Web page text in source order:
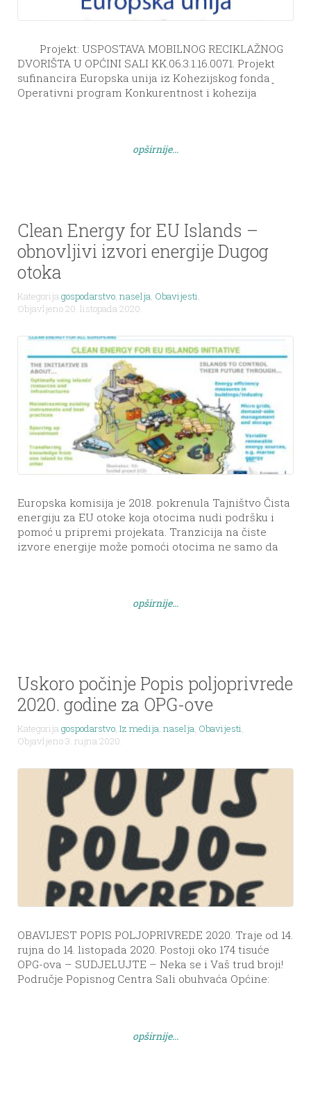
Projekt: USPOSTAVA MOBILNOG RECIKLAŽNOG
DVORIŠTA U OPĆINI SALI KK.06.3.1.16.0071. Projekt
sufinancira Europska unija iz Kohezijskog fonda ͈
Operativni program Konkurentnost i kohezija
Specifični cilj: Smanjena količina otpada koji se
opširnije...
Clean Energy for EU Islands –
obnovljivi izvori energije Dugog
otoka
Kategorijagospodarstvo, naselja, Obavijesti,
Objavljeno 20. listopada 2020.
Europska komisija je 2018. pokrenula Tajništvo Čista
energiju za EU otoke koja otocima nudi podršku i
pomoć u pripremi projekata. Tranzicija na čiste
izvore energije može pomoći otocima ne samo da
support Čista energija za […]
opširnije...
Uskoro počinje Popis poljoprivrede
2020. godine za OPG-ove
Kategorijagospodarstvo, Iz medija, naselja, Obavijesti,
Objavljeno 3. rujna 2020.
OBAVIJEST POPIS POLJOPRIVREDE 2020. Traje od 14.
rujna do 14. listopada 2020. Postoji oko 174 tisuće
OPG-ova – SUDJELUJTE – Neka se i Vaš trud broji!
Područje Popisnog Centra Sali obuhvaća Općine:
korištene poljoprivredne površine […]
opširnije...